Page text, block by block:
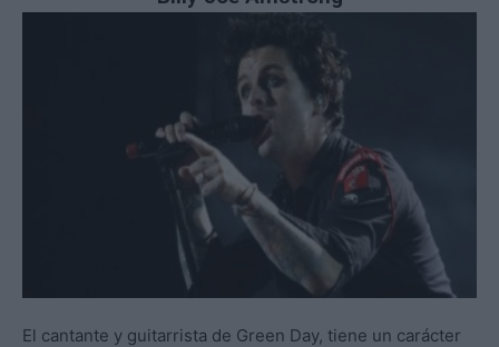
El cantante y guitarrista de Green Day, tiene un carácter